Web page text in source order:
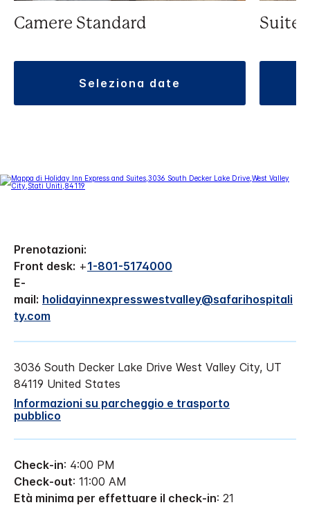
Camere Standard
seleziona date
Suite
Prenotazioni:
Front desk: +1-801-5174000
E-
mail: holidayinnexpresswestvalley@safarihospitali
ty.com
3036 South Decker Lake Drive West Valley City, UT
84119 United States
Informazioni su parcheggio e trasporto
pubblico
Check-in: 4:00 PM
Check-out: 11:00 AM
Età minima per effettuare il check-in: 21